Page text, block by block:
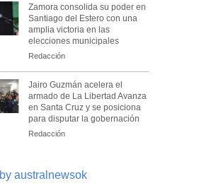
Zamora consolida su poder en
Santiago del Estero con una
amplia victoria en las
elecciones municipales
Redacción
Jairo Guzmán acelera el
armado de La Libertad Avanza
en Santa Cruz y se posiciona
para disputar la gobernación
Redacción
australnewsok